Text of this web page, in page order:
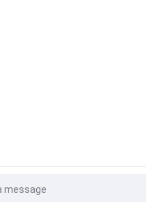
Fordern Sie ein Angebot